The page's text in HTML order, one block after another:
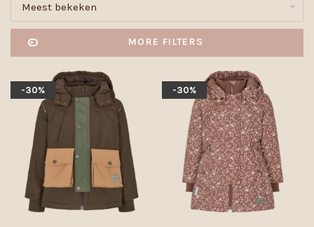
Meest bekeken
MORE FILTERS
-30% -30%